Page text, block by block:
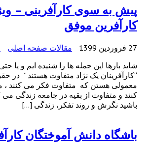
پیش به سوی کارآفرینی –
کارآفرین موفق
27 فروردین 1399 مقالات صفحه اصلی
شاید بارها این جمله ها را شنیده ایم و یا
“کارآفرینان یک نژاد متفاوت هستند ” در
معمولی هستن که متفاوت فکر می کنند
کنند و متفاوت از بقیه در جامعه زندگی می
باشید نگرش و روند تفکر، زندگی […]
باشگاه دانش آموختگان